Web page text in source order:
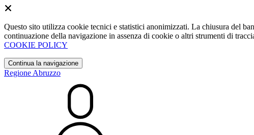
Questo sito utilizza cookie tecnici e statistici anonimizzati. La chiusura del
continuazione della navigazione in assenza di cookie o altri strumenti di
COOKIE POLICY
Continua la navigazione
Regione Abruzzo